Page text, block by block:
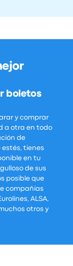
boletos
y comprar
a otra en todo
de
estés, tienes
en tu
de sus
posible que
compañías
ALSA,
otros y